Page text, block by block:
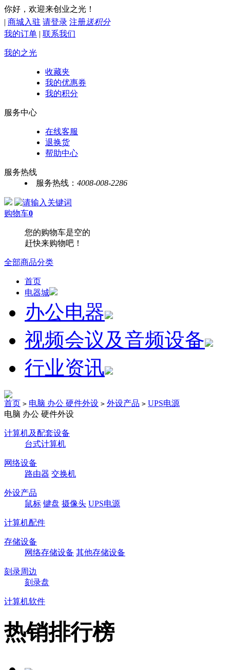
你好，欢迎来创业之光！
| 商城入驻 请登录 注册送积分
我的订单 | 联系我们
我的之光
收藏夹
我的优惠券
我的积分
服务中心
在线客服
退换货
帮助中心
服务热线
服务热线： 4008-008-2286
购物车0
您的购物车是空的
赶快来购物吧！
全部商品分类
首页
电器城
办公电器
视频会议及音频设备
行业资讯
首页 > 电脑 办公 硬件外设 > 外设产品 > UPS电源
电脑 办公 硬件外设
计算机及配套设备
台式计算机
网络设备
路由器 交换机
外设产品
鼠标 键盘 摄像头 UPS电源
计算机配件
存储设备
网络存储设备 其他存储设备
刻录周边
刻录盘
计算机软件
热销排行榜